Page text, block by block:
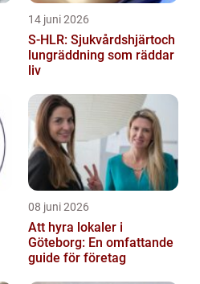
14 juni 2026
S-HLR: Sjukvårdshjärtoch
lungräddning som räddar
liv
08 juni 2026
Att hyra lokaler i
Göteborg: En omfattande
guide för företag